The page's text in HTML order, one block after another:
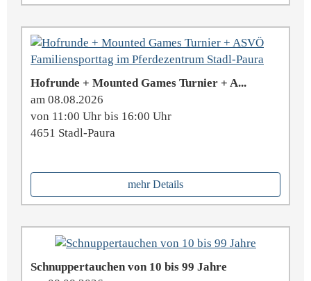
Hofrunde + Mounted Games Turnier + A...
am 08.08.2026
von 11:00 Uhr bis 16:00 Uhr
4651 Stadl-Paura
mehr Details
Schnuppertauchen von 10 bis 99 Jahre